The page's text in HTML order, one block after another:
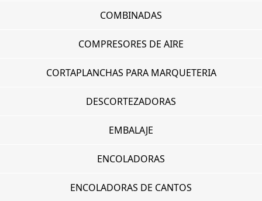
COMBINADAS
COMPRESORES DE AIRE
CORTAPLANCHAS PARA MARQUETERIA
DESCORTEZADORAS
EMBALAJE
ENCOLADORAS
ENCOLADORAS DE CANTOS